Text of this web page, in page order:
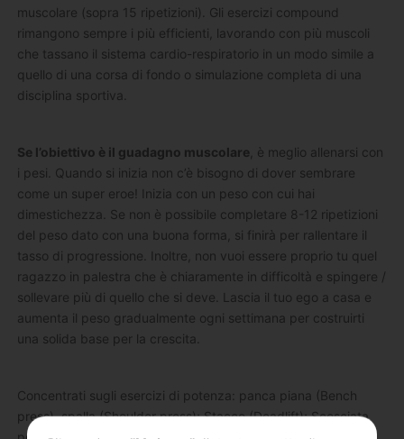
muscolare (sopra 15 ripetizioni). Gli esercizi compound
rimangono sempre i più efficienti, lavorando con più muscoli
che tassano il sistema cardio-respiratorio in un modo simile a
quello di una corsa di fondo o simulazione completa di una
disciplina sportiva.
Se l’obiettivo è il guadagno muscolare , è meglio allenarsi con
i pesi. Quando si inizia non c’è bisogno di dover sembrare
come un super eroe! Inizia con un peso con cui hai
dimestichezza. Se non è possibile completare 8-12 ripetizioni
del peso dato con una buona forma, si finirà per rallentare il
tasso di progressione. Inoltre, non vuoi essere proprio tu quel
ragazzo in palestra che è chiaramente in difficoltà e spingere /
sollevare più di quello che si deve. Lascia il tuo ego a casa e
aumenta il peso gradualmente ogni settimana per costruirti
una solida base per la crescita.
Concentrati sugli esercizi di potenza: panca piana (Bench
press), spalla (Shoulder press); Stacco (Deadlift); Scosciata